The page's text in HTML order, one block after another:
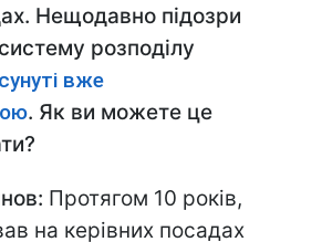
Нещодавно підозри
розподілу
вже
. Як ви можете це
Протягом 10 років,
на керівних посадах